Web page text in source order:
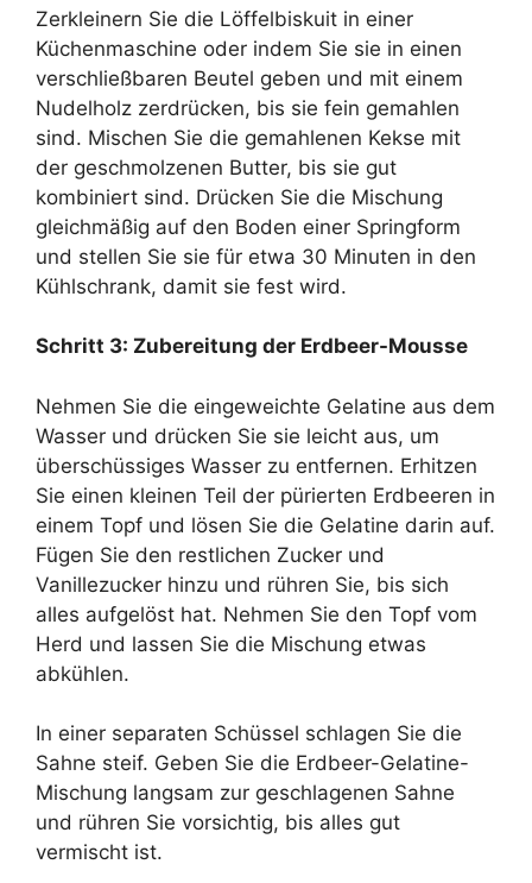
Zerkleinern Sie die Löffelbiskuit in einer
Küchenmaschine oder indem Sie sie in einen
verschließbaren Beutel geben und mit einem
Nudelholz zerdrücken, bis sie fein gemahlen
sind. Mischen Sie die gemahlenen Kekse mit
der geschmolzenen Butter, bis sie gut
kombiniert sind. Drücken Sie die Mischung
gleichmäßig auf den Boden einer Springform
und stellen Sie sie für etwa 30 Minuten in den
Kühlschrank, damit sie fest wird.
Schritt 3: Zubereitung der Erdbeer-Mousse
Nehmen Sie die eingeweichte Gelatine aus dem
Wasser und drücken Sie sie leicht aus, um
überschüssiges Wasser zu entfernen. Erhitzen
Sie einen kleinen Teil der pürierten Erdbeeren in
einem Topf und lösen Sie die Gelatine darin auf.
Fügen Sie den restlichen Zucker und
Vanillezucker hinzu und rühren Sie, bis sich
alles aufgelöst hat. Nehmen Sie den Topf vom
Herd und lassen Sie die Mischung etwas
abkühlen.
In einer separaten Schüssel schlagen Sie die
Sahne steif. Geben Sie die Erdbeer-Gelatine-
Mischung langsam zur geschlagenen Sahne
und rühren Sie vorsichtig, bis alles gut
vermischt ist.